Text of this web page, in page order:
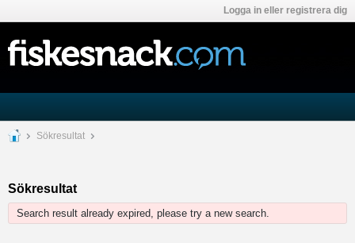
Logga in eller registrera dig
Sökresultat
Sökresultat
Search result already expired, please try a new search.